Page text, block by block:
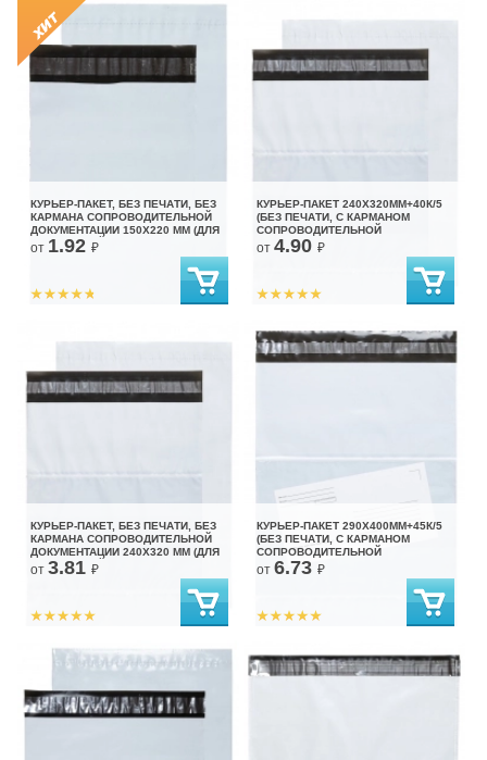
КУРЬЕР-ПАКЕТ, БЕЗ ПЕЧАТИ, БЕЗ
КАРМАНА СОПРОВОДИТЕЛЬНОЙ
ДОКУМЕНТАЦИИ 150Х220 ММ (ДЛЯ
МАРКЕТПЛЕЙСОВ)
от 1.92 ₽
КУРЬЕР-ПАКЕТ 240Х320ММ+40К/5
(БЕЗ ПЕЧАТИ, С КАРМАНОМ
СОПРОВОДИТЕЛЬНОЙ
ДОКУМЕНТАЦИИ)
от 4.90 ₽
КУРЬЕР-ПАКЕТ, БЕЗ ПЕЧАТИ, БЕЗ
КАРМАНА СОПРОВОДИТЕЛЬНОЙ
ДОКУМЕНТАЦИИ 240X320 ММ (ДЛЯ
МАРКЕТПЛЕЙСОВ)
от 3.81 ₽
КУРЬЕР-ПАКЕТ 290Х400ММ+45К/5
(БЕЗ ПЕЧАТИ, С КАРМАНОМ
СОПРОВОДИТЕЛЬНОЙ
ДОКУМЕНТАЦИИ)
от 6.73 ₽